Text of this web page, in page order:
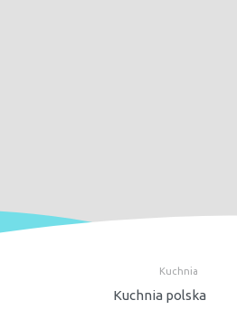
Kuchnia
Kuchnia polska